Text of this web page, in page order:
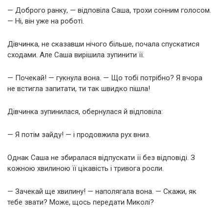
— Доброго ранку, — відповіла Саша, трохи сонним голосом.
— Ні, він уже на роботі.
Дівчинка, не сказавши нічого більше, почала спускатися
сходами. Але Саша вирішила зупинити її.
— Почекай! — гукнула вона. — Що тобі потрібно? Я вчора
не встигла запитати, ти так швидко пішла!
Дівчинка зупинилася, обернулася й відповіла:
— Я потім зайду! — і продовжила рух вниз.
Однак Саша не збиралася відпускати її без відповіді. З
кожною хвилиною її цікавість і тривога росли.
— Зачекай ще хвилину! — наполягала вона. — Скажи, як
тебе звати? Може, щось передати Миколі?